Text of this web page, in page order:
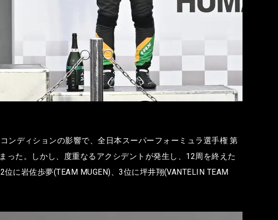
ンディションの影響で、全日本スーパーフォーミュラ選手権 第
た。しかし、度重なるアクシデントが発生し、12周を終えた
に岩佐歩夢(TEAM MUGEN)、3位に坪井翔(VANTELIN TEAM